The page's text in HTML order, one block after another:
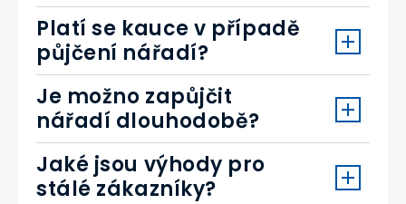
Platí se kauce v případě
půjčení nářadí?
Je možno zapůjčit
nářadí dlouhodobě?
Jaké jsou výhody pro
stálé zákazníky?